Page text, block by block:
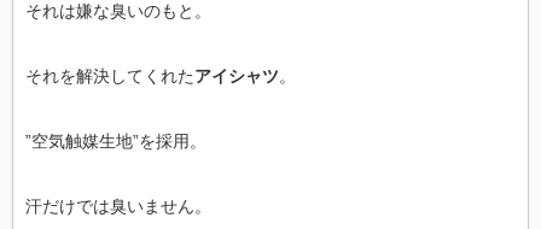
それは嫌な臭いのもと。
それを解決してくれたアイシャツ。
”空気触媒生地”を採用。
汗だけでは臭いません。